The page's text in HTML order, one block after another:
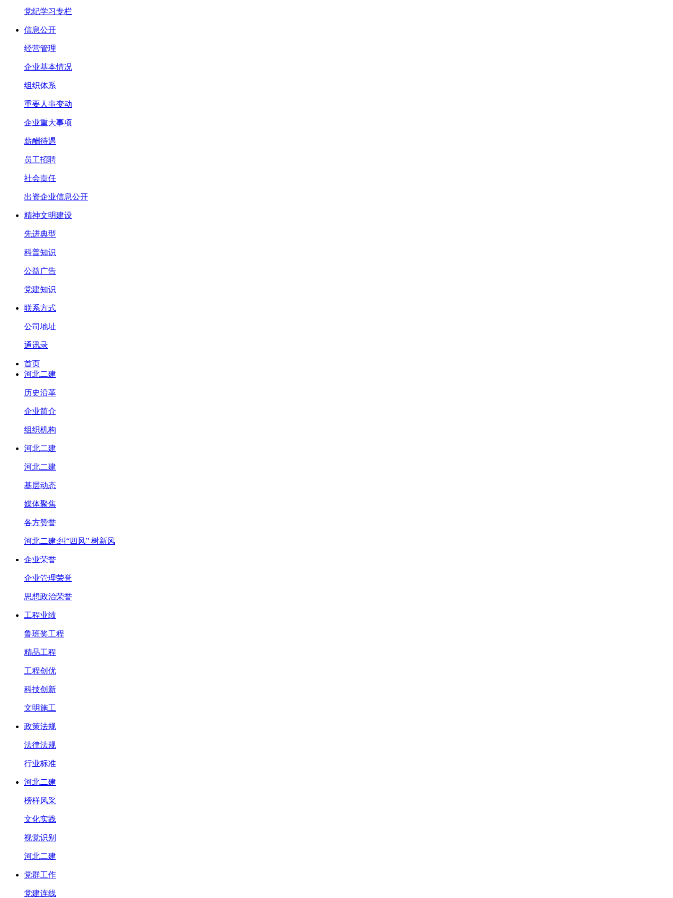
党纪学习专栏
信息公开
经营管理
企业基本情况
组织体系
重要人事变动
企业重大事项
薪酬待遇
员工招聘
社会责任
出资企业信息公开
精神文明建设
先进典型
科普知识
公益广告
党建知识
联系方式
公司地址
通讯录
首页
河北二建
历史沿革
企业简介
组织机构
河北二建
河北二建
基层动态
媒体聚焦
各方赞誉
河北二建:纠“四风” 树新风
企业荣誉
企业管理荣誉
思想政治荣誉
工程业绩
鲁班奖工程
精品工程
工程创优
科技创新
文明施工
政策法规
法律法规
行业标准
河北二建
榜样风采
文化实践
视觉识别
河北二建
党群工作
党建连线